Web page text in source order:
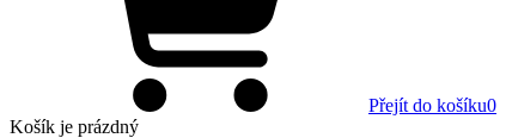
Přejít do košíku0
Košík je prázdný